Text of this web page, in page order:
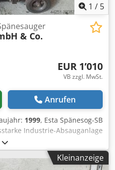
1 / 5
& Co.
EUR 1’010
VB zzgl. MwSt.
Anrufen
1999, Esta Spänesog-SB
Industrie-Absauganlage
Modell Spänesog-SB 8151.
Werkstätten zur
(z.B. bei der Metall-
Kleinanzeige